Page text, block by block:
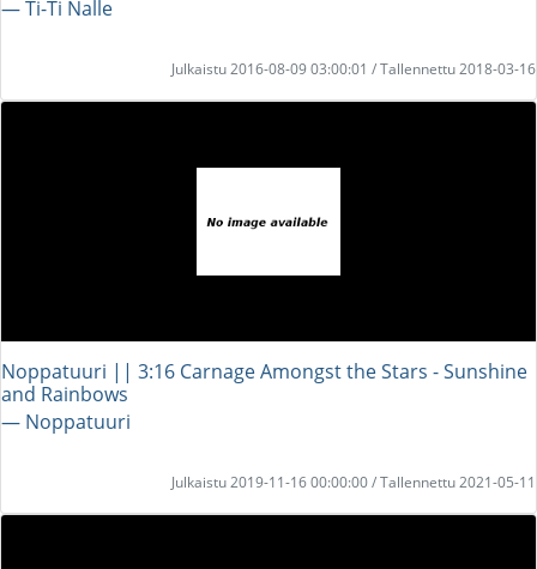
― Ti-Ti Nalle
Julkaistu 2016-08-09 03:00:01 / Tallennettu 2018-03-16
Noppatuuri || 3:16 Carnage Amongst the Stars - Sunshine
and Rainbows
― Noppatuuri
Julkaistu 2019-11-16 00:00:00 / Tallennettu 2021-05-11